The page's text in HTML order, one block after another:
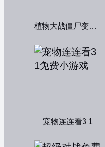
植物大战僵尸变态版
宠物连连看3 1